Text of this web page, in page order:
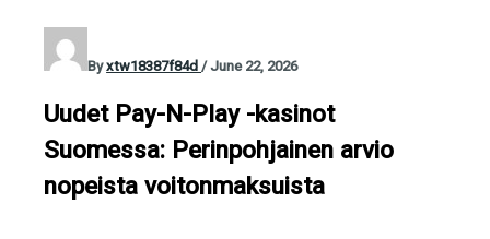
Byxtw18387f84d/June 22, 2026
Uudet Pay-N-Play -kasinot
Suomessa: Perinpohjainen arvio
nopeista voitonmaksuista